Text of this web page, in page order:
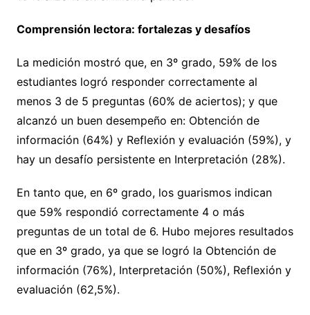
Comprensión lectora: fortalezas y desafíos
La medición mostró que, en 3º grado, 59% de los
estudiantes logró responder correctamente al
menos 3 de 5 preguntas (60% de aciertos); y que
alcanzó un buen desempeño en: Obtención de
información (64%) y Reflexión y evaluación (59%), y
hay un desafío persistente en Interpretación (28%).
En tanto que, en 6º grado, los guarismos indican
que 59% respondió correctamente 4 o más
preguntas de un total de 6. Hubo mejores resultados
que en 3º grado, ya que se logró la Obtención de
información (76%), Interpretación (50%), Reflexión y
evaluación (62,5%).